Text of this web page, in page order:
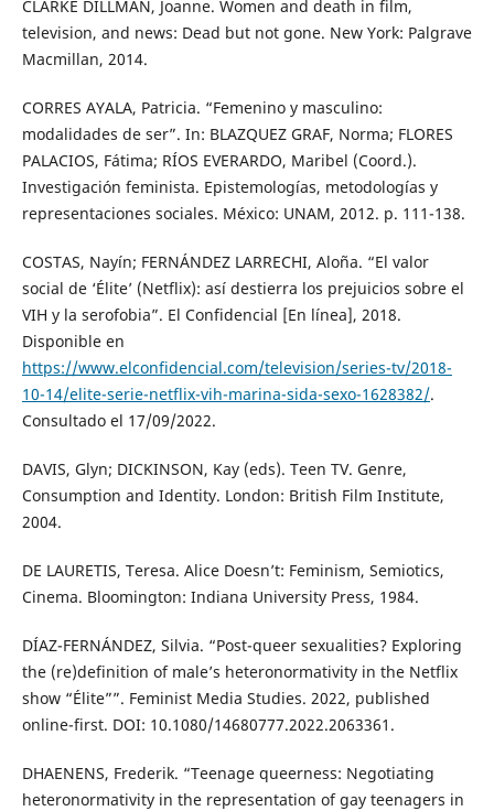
CLARKE DILLMAN, Joanne. Women and death in film,
television, and news: Dead but not gone. New York: Palgrave
Macmillan, 2014.
CORRES AYALA, Patricia. “Femenino y masculino:
modalidades de ser”. In: BLAZQUEZ GRAF, Norma; FLORES
PALACIOS, Fátima; RÍOS EVERARDO, Maribel (Coord.).
Investigación feminista. Epistemologías, metodologías y
representaciones sociales. México: UNAM, 2012. p. 111-138.
COSTAS, Nayín; FERNÁNDEZ LARRECHI, Aloña. “El valor
social de ‘Élite’ (Netflix): así destierra los prejuicios sobre el
VIH y la serofobia”. El Confidencial [En línea], 2018.
Disponible en
https://www.elconfidencial.com/television/series-tv/2018-
10-14/elite-serie-netflix-vih-marina-sida-sexo-1628382/.
Consultado el 17/09/2022.
DAVIS, Glyn; DICKINSON, Kay (eds). Teen TV. Genre,
Consumption and Identity. London: British Film Institute,
2004.
DE LAURETIS, Teresa. Alice Doesn’t: Feminism, Semiotics,
Cinema. Bloomington: Indiana University Press, 1984.
DÍAZ-FERNÁNDEZ, Silvia. “Post-queer sexualities? Exploring
the (re)definition of male’s heteronormativity in the Netflix
show “Élite””. Feminist Media Studies. 2022, published
online-first. DOI: 10.1080/14680777.2022.2063361.
DHAENENS, Frederik. “Teenage queerness: Negotiating
heteronormativity in the representation of gay teenagers in